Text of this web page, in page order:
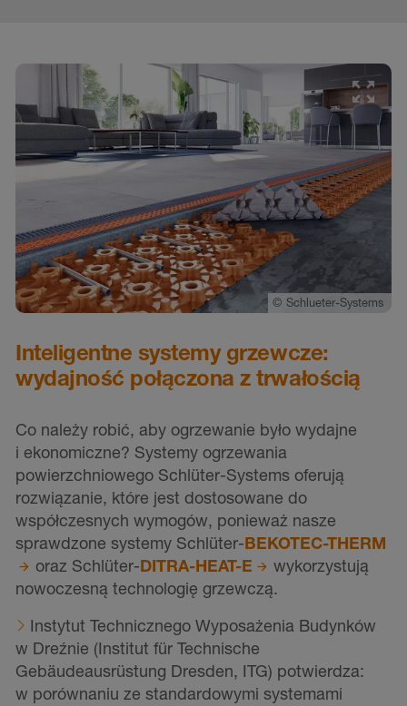
© Schlueter-Systems
Inteligentne systemy grzewcze:
wydajność połączona z trwałością
Co należy robić, aby ogrzewanie było wydajne
i ekonomiczne? Systemy ogrzewania
powierzchniowego Schlüter-Systems oferują
rozwiązanie, które jest dostosowane do
współczesnych wymogów, ponieważ nasze
sprawdzone systemy Schlüter-BEKOTEC-THERM
oraz Schlüter-DITRA-HEAT-E
wykorzystują
nowoczesną technologię grzewczą.
Instytut Technicznego Wyposażenia Budynków
w Dreźnie (Institut für Technische
Gebäudeausrüstung Dresden, ITG) potwierdza:
w porównaniu ze standardowymi systemami